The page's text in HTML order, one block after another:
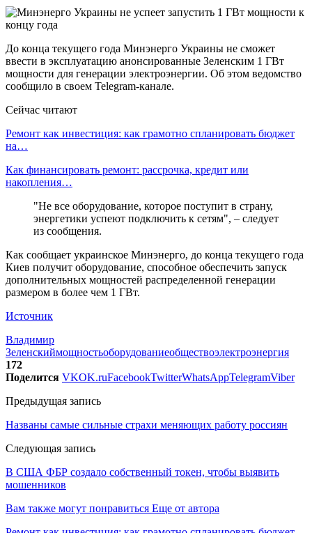
До конца текущего года Минэнерго Украины не сможет
ввести в эксплуатацию анонсированные Зеленским 1 ГВт
мощности для генерации электроэнергии. Об этом ведомство
сообщило в своем Telegram-канале.
Сейчас читают
Ремонт как инвестиция: как грамотно спланировать бюджет
на…
Как финансировать ремонт: рассрочка, кредит или
накопления…
"Не все оборудование, которое поступит в страну,
энергетики успеют подключить к сетям", – следует
из сообщения.
Как сообщает украинское Минэнерго, до конца текущего года
Киев получит оборудование, способное обеспечить запуск
дополнительных мощностей распределенной генерации
размером в более чем 1 ГВт.
Источник
Владимир
Зеленскиймощностьоборудованиеобществоэлектроэнергия
172
Поделится VKOK.ruFacebookTwitterWhatsAppTelegramViber
Предыдущая запись
Названы самые сильные страхи меняющих работу россиян
Следующая запись
В США ФБР создало собственный токен, чтобы выявить
мошенников
Вам также могут понравиться Еще от автора